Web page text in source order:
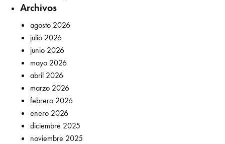
Archivos
agosto 2026
julio 2026
junio 2026
mayo 2026
abril 2026
marzo 2026
febrero 2026
enero 2026
diciembre 2025
noviembre 2025